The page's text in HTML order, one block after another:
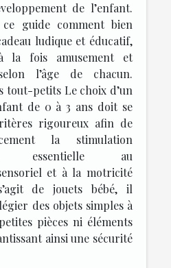
de l’enfant.
ce guide comment bien
ludique et éducatif,
la fois amusement et
l’âge de chacun.
tout-petits Le choix d’un
de 0 à 3 ans doit se
rigoureux afin de
la stimulation
essentielle au
et à la motricité
de jouets bébé, il
des objets simples à
pièces ni éléments
ainsi une sécurité